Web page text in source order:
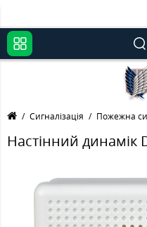
Сигналізація Пожежна
Настінний динамік